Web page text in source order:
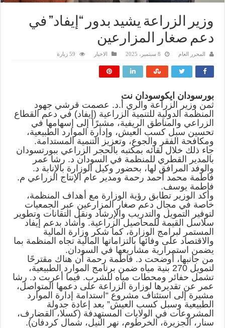
وزير الزراعة يشيد بدور “إيفاد” في
دعم صغار المزارعين
المحرر العام 8 سبتمبر، 2025 الاخبار 59 زيارة
بورسودان ايكوسودان نت
ثمن وزير الزراعة والري أ.د. عصمت قرشي جهود
المنظمة الدولية للتنمية الزراعية (إيفاد) في دعم القطاع
الزراعي والمناطق الريفية، مشيرًا إلى إسهامها في
تحسين سبل كسب العيش، وإدارة الموارد الطبيعية،
ومكافحة الفقر والجوع، وتعزيز التنمية المستدامة.
جاء ذلك خلال لقائه بمكتبه بالحجر الزراعي ببورتسودان
بالمدير القطري للمنظمة في السودان د. رشا عمر
والوفد المرافق لها، بحضور وكيل الوزارة بالإنابة د.
فاطمة محمد أحمد رحمة ومدير عام الإنتاج الزراعي م.
فاطمة يوسف.
وأكد الوزير تطابق رؤية الوزارة مع أهداف المنظمة،
خاصة في مجال دعم صغار المزارعين عبر الجمعيات
لتوفير التمويل والتدريب والإرشاد ونقل التقانات وتطوير
سلاسل القيمة للمحاصيل الزراعية. وأشاد بدعم إيفاد
المستمر لبرامج الوزارة، كما شكر وزارة المالية
والاقتصاد على وفائها بالتزاماتها المالية تجاه المنظمة بما
يضمن استمرارية مشاريعها في السودان.
من جانبها، أوضحت د. فاطمة رحمة أن هناك مقترحًا
لتمويل 270 بنية مياه ضمن برنامج الموارد الطبيعية،
تشمل حفائر ومحطات مياه للشرب. فيما أعربت د. رشا
عمر عن تقديرها لوزارة الزراعة على دعمها المتواصل،
مشيرة إلى استئناف مشروع “استدامة إدارة الموارد
الطبيعية وسبل كسب العيش” بعد إعادة جدولة
المشروعات في الولايات المستهدفة (كسلا، القضارف،
سنار، الجزيرة، الخرطوم، نهر النيل، شمال كردفان).